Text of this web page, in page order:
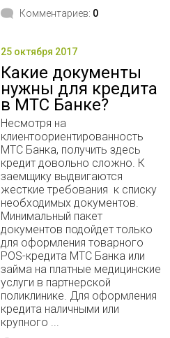
Комментариев: 0
25 октября 2017
Какие документы
нужны для кредита
в МТС Банке?
Несмотря на
клиентоориентированность
МТС Банка, получить здесь
кредит довольно сложно. К
заемщику выдвигаются
жесткие требования к списку
необходимых документов.
Минимальный пакет
документов подойдет только
для оформления товарного
POS-кредита МТС Банка или
займа на платные медицинские
услуги в партнерской
поликлинике. Для оформления
кредита наличными или
крупного ...